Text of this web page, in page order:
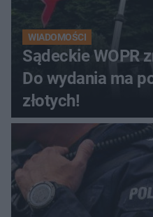
WIADOMOŚCI
Sądeckie WOPR
Do wydania ma
złotych!